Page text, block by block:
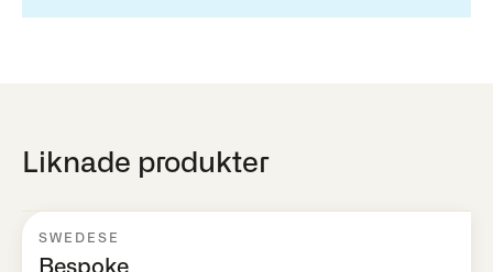
Liknade produkter
SWEDESE